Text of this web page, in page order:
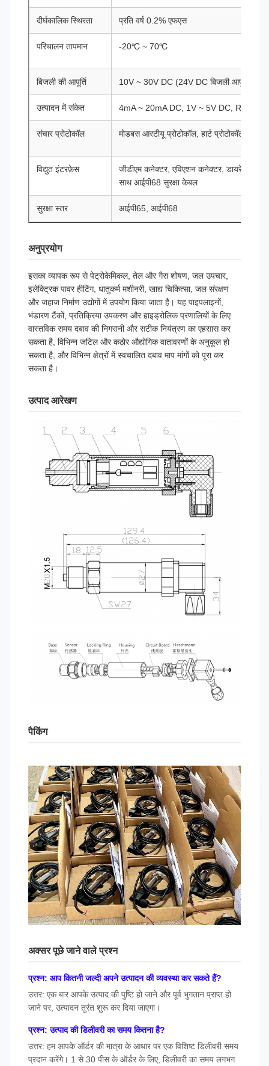
दीर्घकालिक स्थिरता प्रति वर्ष 0.2% एफएस
परिचालन तापमान -20℃ ~ 70℃
बिजली की आपूर्ति 10V ~ 30V DC (24V DC बिजली आपूर्ति
उत्पादन में संकेत 4mA ~ 20mA DC, 1V ~ 5V DC, RS485,
संचार प्रोटोकॉल मोडबस आरटीयू प्रोटोकॉल, हार्ट प्रोटोकॉल
विद्युत इंटरफ़ेस
जीडीएम कनेक्टर, एविएशन कनेक्टर, डायरेक्ट
साथ आईपी68 सुरक्षा केबल
सुरक्षा स्तर आईपी65, आईपी68
अनुप्रयोग
इसका व्यापक रूप से पेट्रोकेमिकल, तेल और गैस शोषण, जल उपचार,
इलेक्ट्रिक पावर हीटिंग, धातुकर्म मशीनरी, खाद्य चिकित्सा, जल संरक्षण
और जहाज निर्माण उद्योगों में उपयोग किया जाता है। यह पाइपलाइनों,
भंडारण टैंकों, प्रतिक्रिया उपकरण और हाइड्रोलिक प्रणालियों के लिए
वास्तविक समय दबाव की निगरानी और सटीक नियंत्रण का एहसास कर
सकता है, विभिन्न जटिल और कठोर औद्योगिक वातावरणों के अनुकूल हो
सकता है, और विभिन्न क्षेत्रों में स्वचालित दबाव माप मांगों को पूरा कर
सकता है।
उत्पाद आरेखण
पैकिंग
अक्सर पूछे जाने वाले प्रश्न
प्रश्न: आप कितनी जल्दी अपने उत्पादन की व्यवस्था कर सकते हैं?
उत्तर: एक बार आपके उत्पाद की पुष्टि हो जाने और पूर्व भुगतान प्राप्त हो
जाने पर, उत्पादन तुरंत शुरू कर दिया जाएगा।
प्रश्न: उत्पाद की डिलीवरी का समय कितना है?
उत्तर: हम आपके ऑर्डर की मात्रा के आधार पर एक विशिष्ट डिलीवरी समय
प्रदान करेंगे। 1 से 30 पीस के ऑर्डर के लिए, डिलीवरी का समय लगभग